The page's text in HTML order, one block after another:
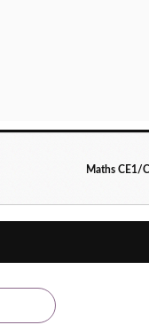
Maths CE1/